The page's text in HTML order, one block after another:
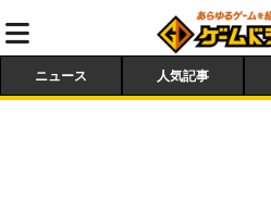
ニュース 人気記事